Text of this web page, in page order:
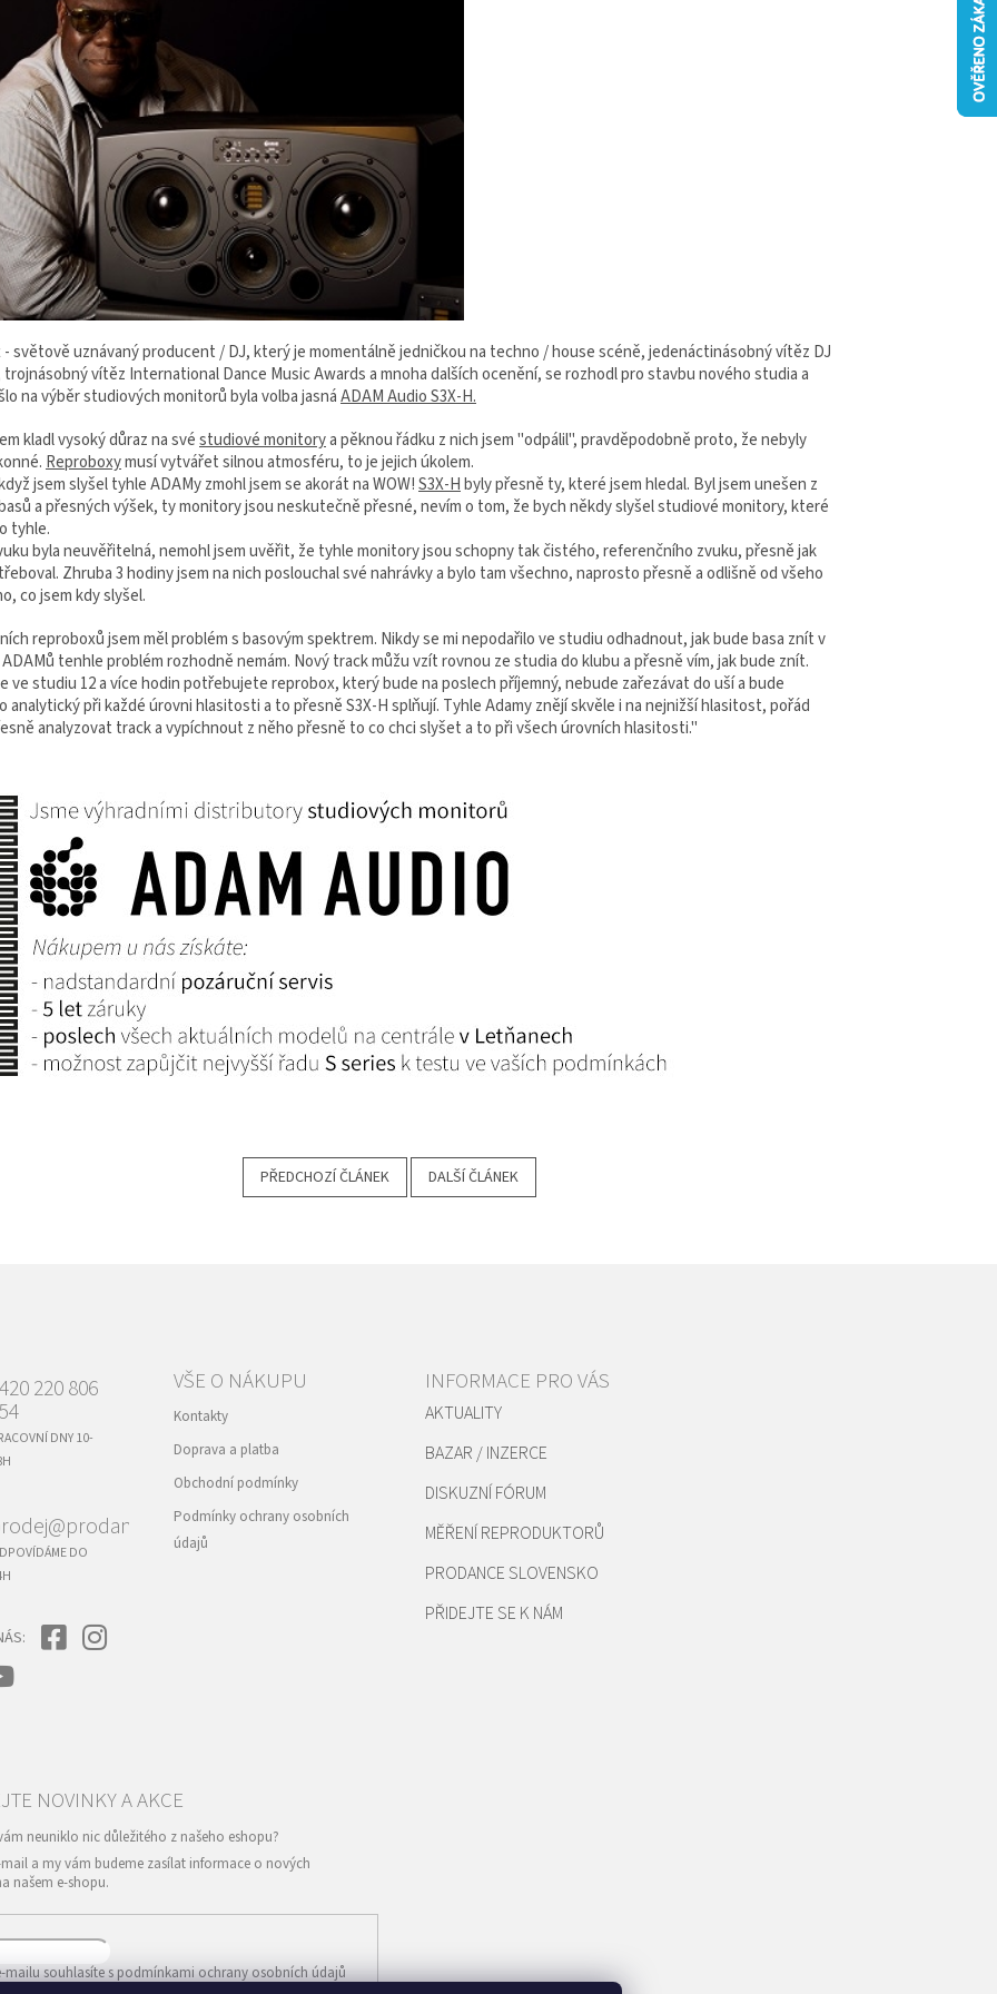
- světově uznávaný producent / DJ, který je momentálně jedničkou na techno / house scéně, jedenáctinásobný vítěz DJ
vítěz International Dance Music Awards a mnoha dalších ocenění, se rozhodl pro stavbu nového studia a
na výběr studiových monitorů byla volba jasnáADAM Audio S3X-H.
kladl vysoký důraz na svéstudiové monitorya pěknou řádku z nich jsem "odpálil", pravděpodobně proto, že nebyly
Reproboxymusí vytvářet silnou atmosféru, to je jejich úkolem.
jsem slyšel tyhle ADAMy zmohl jsem se akorát na WOW!S3X-Hbyly přesně ty, které jsem hledal. Byl jsem unešen z
a přesných výšek, ty monitory jsou neskutečně přesné, nevím o tom, že bych někdy slyšel studiové monitory, které
tyhle.
byla neuvěřitelná, nemohl jsem uvěřit, že tyhle monitory jsou schopny tak čistého, referenčního zvuku, přesně jak
Zhruba 3 hodiny jsem na nich poslouchal své nahrávky a bylo tam všechno, naprosto přesně a odlišně od všeho
co jsem kdy slyšel.
reproboxů jsem měl problém s basovým spektrem. Nikdy se mi nepodařilo ve studiu odhadnout, jak bude basa znít v
tenhle problém rozhodně nemám. Nový track můžu vzít rovnou ze studia do klubu a přesně vím, jak bude znít.
ve studiu 12 a více hodin potřebujete reprobox, který bude na poslech příjemný, nebude zařezávat do uší a bude
analytický při každé úrovni hlasitosti a to přesně S3X-H splňují. Tyhle Adamy znějí skvěle i na nejnižší hlasitost, pořád
analyzovat track a vypíchnout z něho přesně to co chci slyšet a to při všech úrovních hlasitosti."
PŘEDCHOZÍ ČLÁNEK DALŠÍ ČLÁNEK
220 806
DNY 10-
DO
VŠE O NÁKUPU
Kontakty
Doprava a platba
Obchodní podmínky
Podmínky ochrany osobních
údajů
INFORMACE PRO VÁS
AKTUALITY
BAZAR / INZERCE
DISKUZNÍ FÓRUM
MĚŘENÍ REPRODUKTORŮ
PRODANCE SLOVENSKO
PŘIDEJTE SE K NÁM
a my vám budeme zasílat informace o nových
našem e-shopu.
mailu souhlasíte spodmínkami ochrany osobních údajů